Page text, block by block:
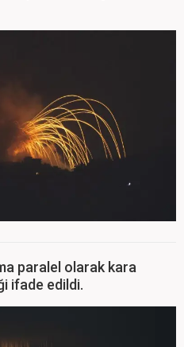
paralel olarak kara
ifade edildi.